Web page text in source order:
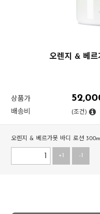
오렌지 & 베
상품가
배송비 (조건)
오렌지 & 베르가못 바디 로션 300ml
+1 -1